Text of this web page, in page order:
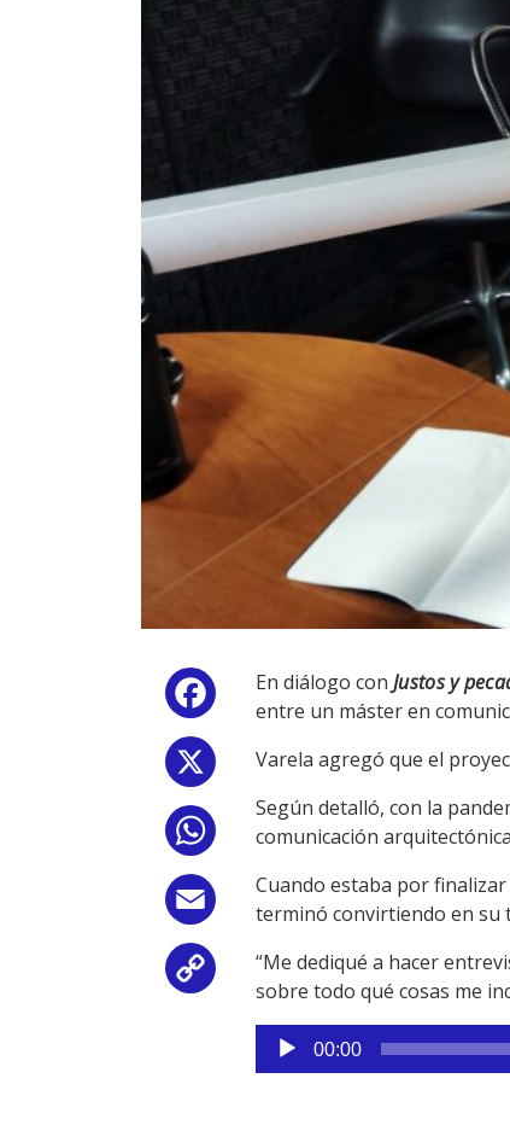
Facebook
WhatsApp
Email
Copy
Link
En diálogo con Justos y
entre un máster en
Varela agregó que el
Según detalló, con la
comunicación
Cuando estaba por
terminó convirtiendo en su
“Me dediqué a hacer
sobre todo qué cosas me
Reproductor
de
00:00